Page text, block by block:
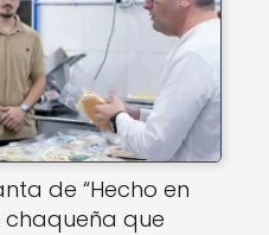
de “Hecho en
chaqueña que